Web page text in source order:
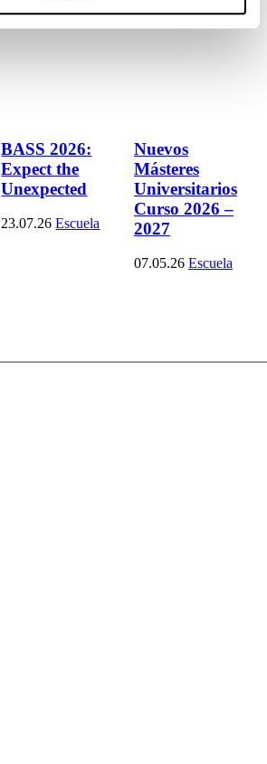
BASS 2026:
Expect the
Unexpected
23.07.26 Escuela
Nuevos
Másteres
Universitarios
Curso 2026 –
2027
07.05.26 Escuela